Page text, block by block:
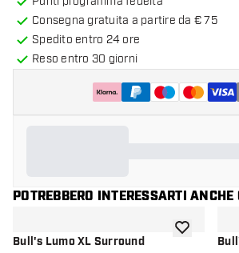
Consegna gratuita a partire da € 75
Spedito entro 24 ore
Reso entro 30 giorni
POTREBBERO INTERESSARTI
Bull's Lumo XL Surround
aggiungi